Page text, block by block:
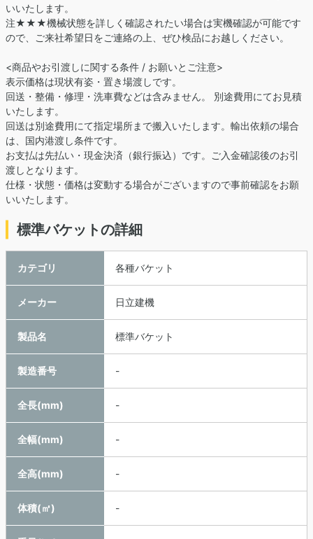
いいたします。
注★★★機械状態を詳しく確認されたい場合は実機確認が可能です
ので、ご来社希望日をご連絡の上、ぜひ検品にお越しください。
<商品やお引渡しに関する条件 / お願いとご注意>
表示価格は現状有姿・置き場渡しです。
回送・整備・修理・洗車費などは含みません。 別途費用にてお見積
いたします。
回送は別途費用にて指定場所まで搬入いたします。輸出依頼の場合
は、国内港渡し条件です。
お支払は先払い・現金決済（銀行振込）です。ご入金確認後のお引
渡しとなります。
仕様・状態・価格は変動する場合がございますので事前確認をお願
いいたします。
標準バケットの詳細
カテゴリ 各種バケット
メーカー 日立建機
製品名 標準バケット
製造番号 -
全長(mm) -
全幅(mm) -
全高(mm) -
体積(㎥) -